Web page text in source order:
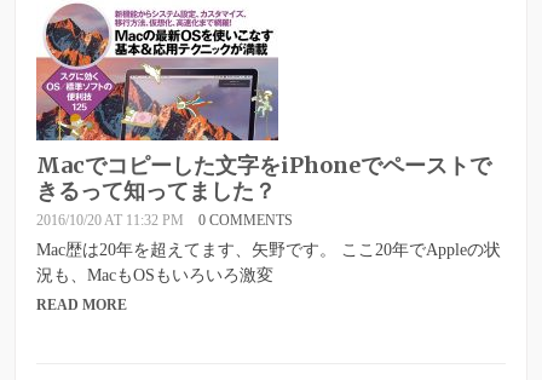
Macでコピーした文字をiPhoneでペーストで
きるって知ってました？
2016/10/20 AT 11:32 PM 0 COMMENTS
Mac歴は20年を超えてます、矢野です。 ここ20年でAppleの状
況も、MacもOSもいろいろ激変
READ MORE